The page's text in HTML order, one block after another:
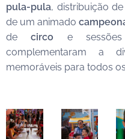
pula-pula, distribuição
de um animado
decirco e
complementaram a
memoráveis para todos